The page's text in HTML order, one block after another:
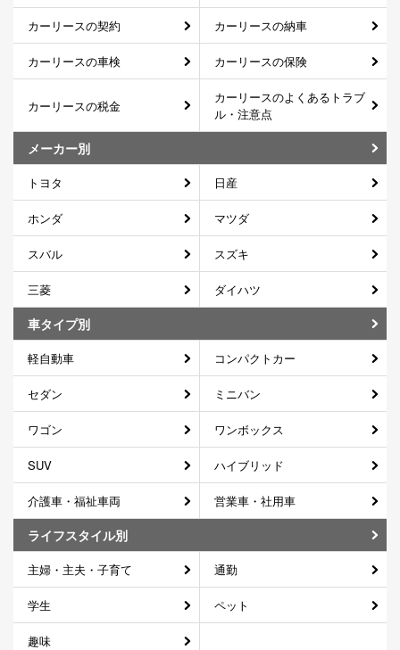
カーリースの契約 カーリースの納車
カーリースの車検 カーリースの保険
カーリースの税金
カーリースのよくあるトラブ
ル・注意点
メーカー別
トヨタ 日産
ホンダ マツダ
スバル スズキ
三菱 ダイハツ
車タイプ別
軽自動車 コンパクトカー
セダン ミニバン
ワゴン ワンボックス
SUV ハイブリッド
介護車・福祉車両 営業車・社用車
ライフスタイル別
主婦・主夫・子育て 通勤
学生 ペット
趣味